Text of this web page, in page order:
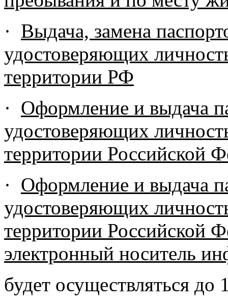
· Выдача, замена
удостоверяющих
территории РФ
· Оформление и выдача
удостоверяющих
территории Российской
· Оформление и выдача
удостоверяющих
территории Российской
электронный носитель
будет осуществляться до